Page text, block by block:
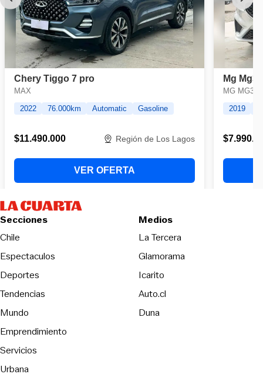
Secciones
Chile
Espectaculos
Deportes
Tendencias
Mundo
Emprendimiento
Servicios
Urbana
Medios
La TerceraOpens in new
Glamorama
Icarito
Auto.cl
DunaOpens in new window